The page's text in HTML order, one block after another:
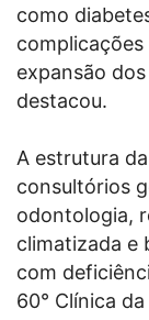
como
complicações
expansão
destacou.
A estrutura
consultórios
odontologia,
climatizada e
com
60° Clínica